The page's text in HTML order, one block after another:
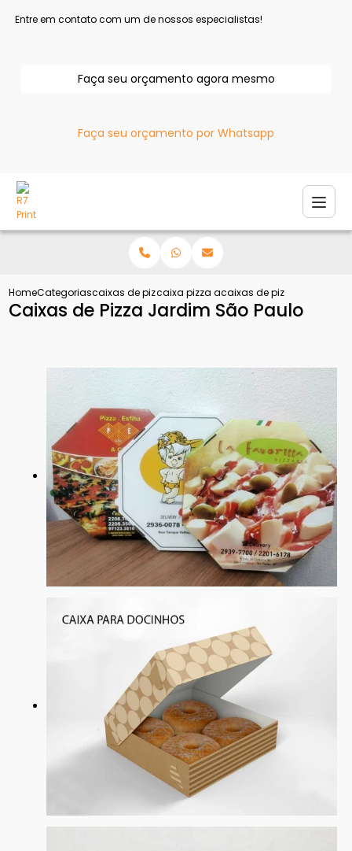
Entre em contato com um de nossos especialistas!
Faça seu orçamento agora mesmo
Faça seu orçamento por Whatsapp
HomeCategoriascaixas de pizzacaixa pizza atacadocaixas de pizza jardim
Caixas de Pizza Jardim São Paulo